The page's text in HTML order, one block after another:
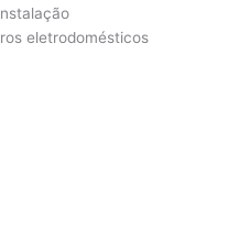
eletrodomésticos